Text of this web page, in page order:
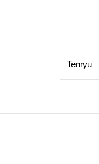
Tenryu